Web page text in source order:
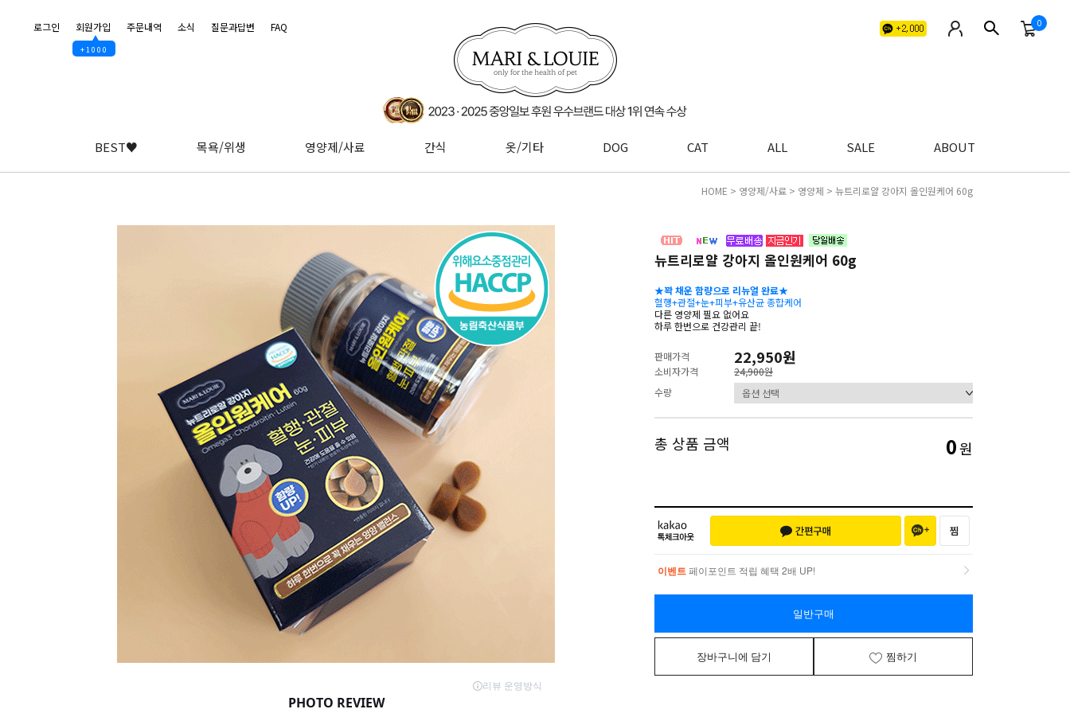
로그인
회원가입
▲
+1000
주문내역 소식 질문과답변 FAQ 0
BEST♥ 목욕/위생 영양제/사료 간식 옷/기타 DOG CAT ALL SALE ABOUT
HOME > 영양제/사료 > 영양제 > 뉴트리로얄 강아지 올인원케어 60g
뉴트리로얄 강아지 올인원케어 60g
★꽉 채운 함량으로 리뉴얼 완료★
혈행+관절+눈+피부+유산균 종합케어
다른 영양제 필요 없어요
하루 한번으로 건강관리 끝!
판매가격 22,950원
소비자가격
24,900원
수량
총 상품 금액 0원
이벤트 페이포인트 적립 혜택 2배 UP!
이벤트페이포인트 적립 혜택 2배 UP!
일반구매
장바구니에 담기 찜하기